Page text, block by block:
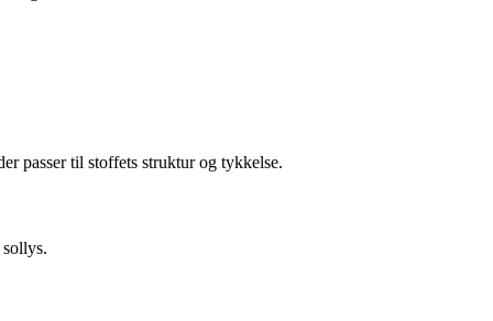
passer til stoffets struktur og tykkelse.